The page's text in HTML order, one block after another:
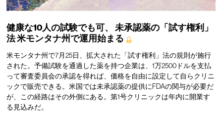
健康な10人の試験でも可、
未承認薬の「試す権利」
法米モンタナ州で運用始まる
米モンタナ州で7月25日、拡大された「試す権利」法の規則が施行
された。予備試験を通過した薬を持つ企業は、1万2500ドルを支払
って審査委員会の承認を得れば、価格を自由に設定して自らクリニ
ックで販売できる。米国では未承認薬の提供にFDAの関与が必要だ
が、この経路はその外側にある。第1号クリニックは年内に開業す
る見込みだ。